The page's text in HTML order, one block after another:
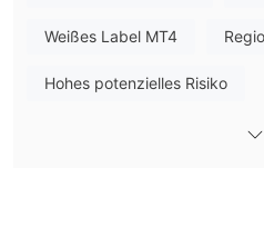
Handel als auch dem Spread
Handelsplattform
Weißes Label MT4
Hohes potenzielles Risiko